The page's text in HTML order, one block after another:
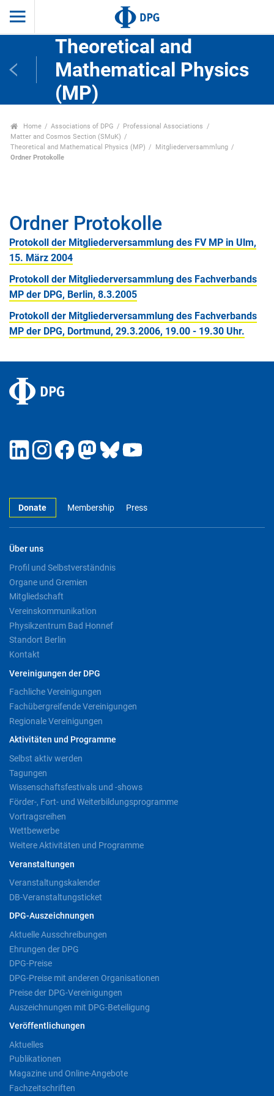
Theoretical and
Mathematical Physics
(MP)
Home Associations of DPG
Professional Associations
Matter and Cosmos Section (SMuK)
Theoretical and Mathematical Physics (MP)
Mitgliederversammlung
Ordner Protokolle
Ordner Protokolle
Protokoll der Mitgliederversammlung des FV MP in Ulm,
15. März 2004
Protokoll der Mitgliederversammlung des Fachverbands
MP der DPG, Berlin, 8.3.2005
Protokoll der Mitgliederversammlung des Fachverbands
MP der DPG, Dortmund, 29.3.2006, 19.00 - 19.30 Uhr.
Donate Membership Press
Über uns
Profil und Selbstverständnis
Organe und Gremien
Mitgliedschaft
Vereinskommunikation
Physikzentrum Bad Honnef
Standort Berlin
Kontakt
Vereinigungen der DPG
Fachliche Vereinigungen
Fachübergreifende Vereinigungen
Regionale Vereinigungen
Aktivitäten und Programme
Selbst aktiv werden
Tagungen
Wissenschaftsfestivals und -shows
Förder-, Fort- und Weiterbildungsprogramme
Vortragsreihen
Wettbewerbe
Weitere Aktivitäten und Programme
Veranstaltungen
Veranstaltungskalender
DB-Veranstaltungsticket
DPG-Auszeichnungen
Aktuelle Ausschreibungen
Ehrungen der DPG
DPG-Preise
DPG-Preise mit anderen Organisationen
Preise der DPG-Vereinigungen
Auszeichnungen mit DPG-Beteiligung
Veröffentlichungen
Aktuelles
Publikationen
Magazine und Online-Angebote
Fachzeitschriften